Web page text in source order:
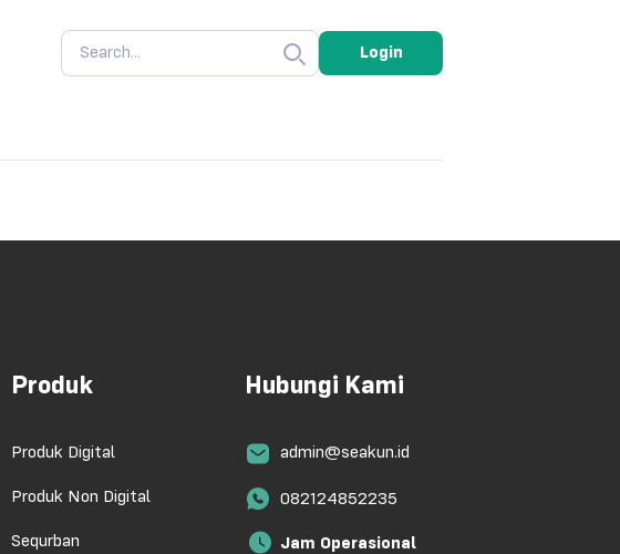
Login
Produk
Produk Digital
Produk Non Digital
Sequrban
Hubungi Kami
admin@seakun.id
082124852235
Jam Operasional